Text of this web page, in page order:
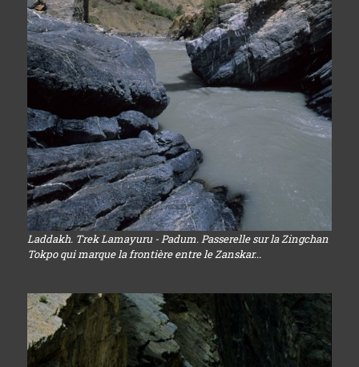
Laddakh. Trek Lamayuru - Padum. Passerelle sur la Zingchan
Tokpo qui marque la frontière entre le Zanskar...